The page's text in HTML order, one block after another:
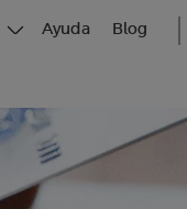
Ayuda Blog